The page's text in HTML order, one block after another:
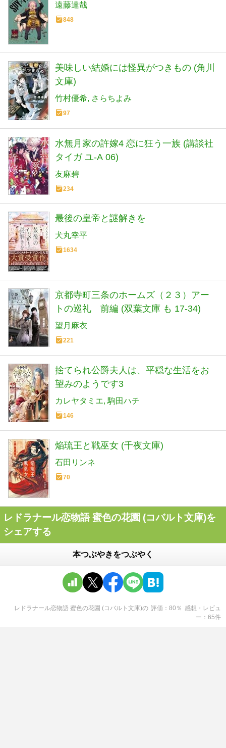
遠藤達哉
848
美味しい結婚には怪異がつきもの (角川
文庫)
竹村優希 さらちよみ
97
水無月家の許嫁4 恋に狂う一族 (講談社
タイガ ユ-A 06)
友麻碧
234
最後の皇帝と謎解きを
犬丸幸平
1634
京都寺町三条のホームズ（２３）アー
トの巡礼 前編 (双葉文庫 も 17-34)
望月麻衣
221
捨てられ公爵夫人は、平穏な生活をお
望みのようです3
カレヤタミエ 駒田ハチ
146
焔琉王と戦巫女 (千夜文庫)
石田リンネ
70
レドラナール恋物語 蜜色の花園 (コバルト文庫)を
シェアする
本つぶやきをつぶやく
レドラナール恋物語 蜜色の花園 (コバルト文庫)の 評価 80 ％ 感想・レビュ
ー
65件